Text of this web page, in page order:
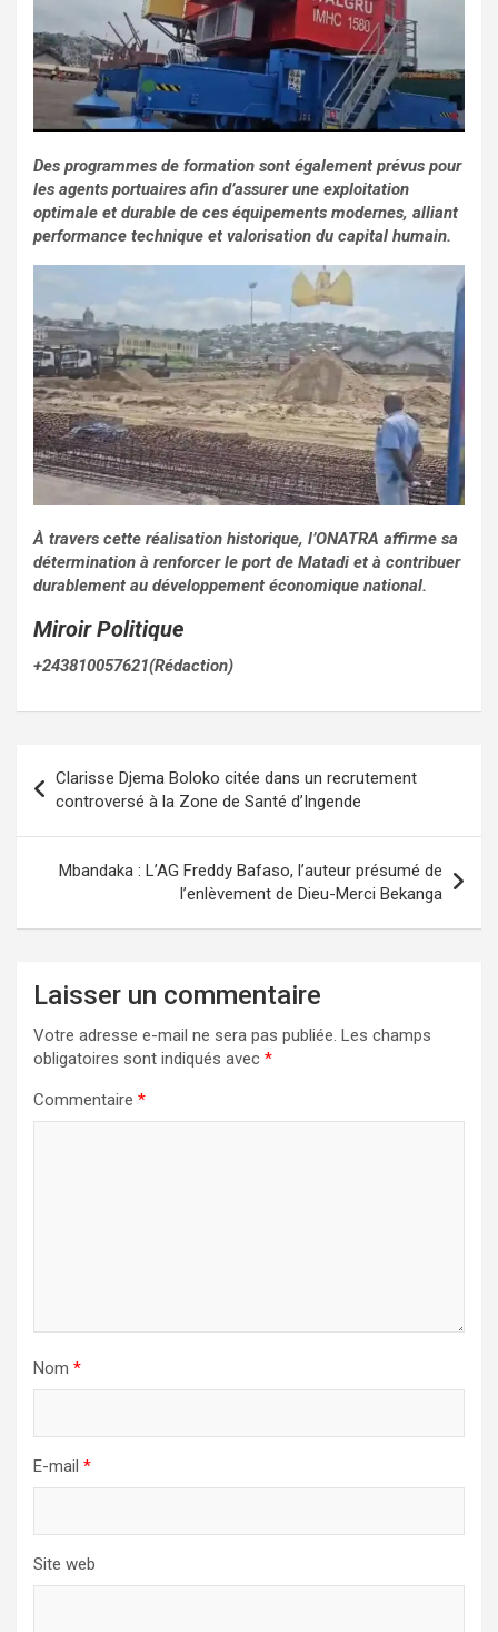
Des programmes de formation sont également prévus pour
les agents portuaires afin d’assurer une exploitation
optimale et durable de ces équipements modernes, alliant
performance technique et valorisation du capital humain.
À travers cette réalisation historique, l’ONATRA affirme sa
détermination à renforcer le port de Matadi et à contribuer
durablement au développement économique national.
Miroir Politique
+243810057621(Rédaction)
de
l’article
Clarisse Djema Boloko citée dans un recrutement
controversé à la Zone de Santé d’Ingende
Mbandaka : L’AG Freddy Bafaso, l’auteur présumé de
l’enlèvement de Dieu-Merci Bekanga
Laisser un commentaire
Votre adresse e-mail ne sera pas publiée. Les champs
obligatoires sont indiqués avec *
Commentaire *
Nom *
E-mail *
Site web